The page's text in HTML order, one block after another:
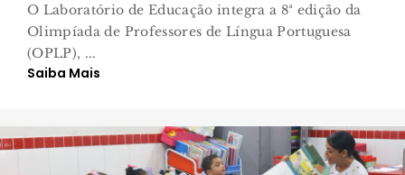
O Laboratório de Educação integra a 8ª edição da
Olimpíada de Professores de Língua Portuguesa
(OPLP), ...
Saiba Mais